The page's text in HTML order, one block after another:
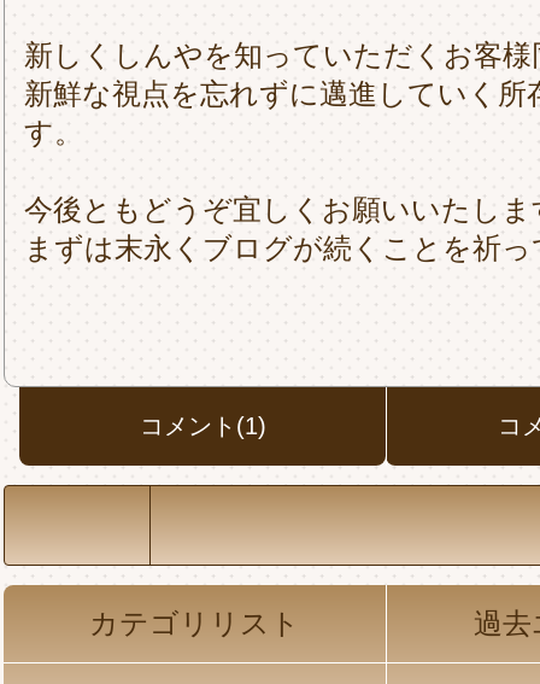
新しくしんやを知っていただくお客様
新鮮な視点を忘れずに邁進していく所
す。
今後ともどうぞ宜しくお願いいたしま
まずは末永くブログが続くことを祈っ
コメント(1) コ
カテゴリリスト 過